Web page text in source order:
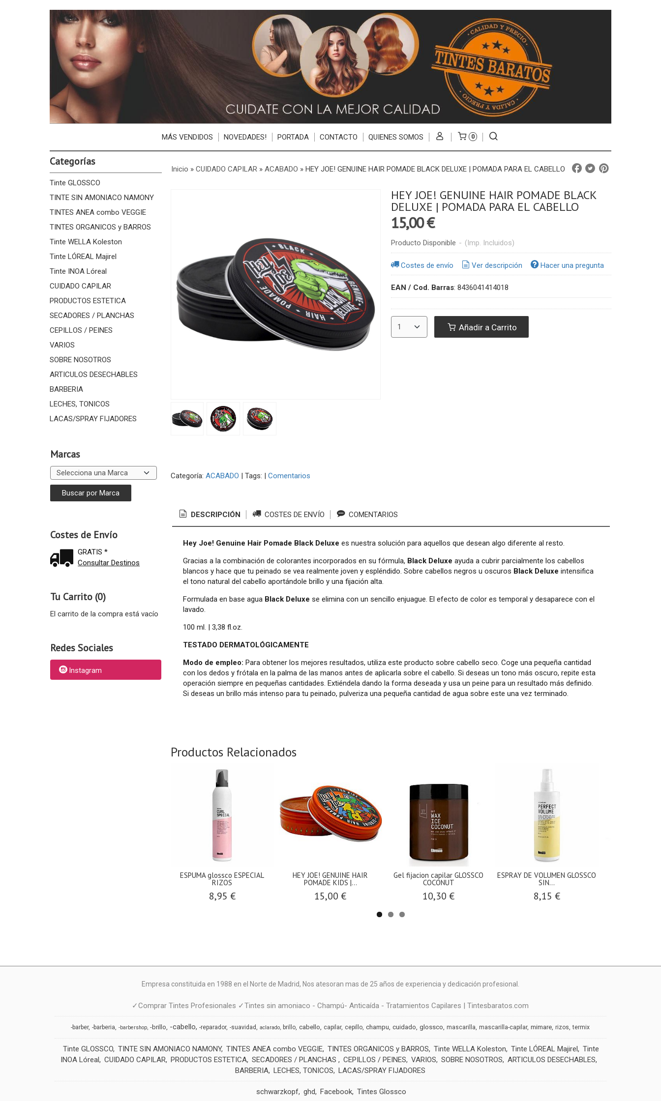
MÁS VENDIDOS NOVEDADES! PORTADA CONTACTO QUIENES SOMOS 0
Categorías
Tinte GLOSSCO
TINTE SIN AMONIACO NAMONY
TINTES ANEA combo VEGGIE
TINTES ORGANICOS y BARROS
Tinte WELLA Koleston
Tinte LÓREAL Majirel
Tinte INOA Lóreal
CUIDADO CAPILAR
PRODUCTOS ESTETICA
SECADORES / PLANCHAS
CEPILLOS / PEINES
VARIOS
SOBRE NOSOTROS
ARTICULOS DESECHABLES
BARBERIA
LECHES, TONICOS
LACAS/SPRAY FIJADORES
Marcas
Costes de Envío
GRATIS *
Consultar Destinos
Tu Carrito (0)
El carrito de la compra está vacío
Redes Sociales
Instagram
Inicio » CUIDADO CAPILAR» ACABADO » HEY JOE! GENUINE HAIR POMADE BLACK DELUXE | POMADA PARA EL CABELLO
HEY JOE! GENUINE HAIR POMADE BLACK
DELUXE | POMADA PARA EL CABELLO
15,00 €
Producto Disponible - (Imp. Incluidos)
Costes de envío Ver descripción Hacer una pregunta
EAN / Cod. Barras: 8436041414018
Añadir a Carrito
Categoría: ACABADO Tags: Comentarios
DESCRIPCIÓN COSTES DE ENVÍO COMENTARIOS
Hey Joe! Genuine Hair Pomade Black Deluxe es nuestra solución para aquellos que desean algo diferente al resto.
Gracias a la combinación de colorantes incorporados en su fórmula, Black Deluxe ayuda a cubrir parcialmente los cabellos
blancos y hace que tu peinado se vea realmente joven y espléndido. Sobre cabellos negros u oscuros Black Deluxe intensifica
el tono natural del cabello aportándole brillo y una fijación alta.
Formulada en base agua Black Deluxe se elimina con un sencillo enjuague. El efecto de color es temporal y desaparece con el
lavado.
100 ml. | 3,38 fl.oz.
TESTADO DERMATOLÓGICAMENTE
Modo de empleo: Para obtener los mejores resultados, utiliza este producto sobre cabello seco. Coge una pequeña cantidad
con los dedos y frótala en la palma de las manos antes de aplicarla sobre el cabello. Si deseas un tono más oscuro, repite esta
operación siempre en pequeñas cantidades. Extiéndela dando la forma deseada y usa un peine para un resultado más definido.
Si deseas un brillo más intenso para tu peinado, pulveriza una pequeña cantidad de agua sobre este una vez terminado.
Productos Relacionados
ESPUMA glossco ESPECIAL
RIZOS
8,95 €
HEY JOE! GENUINE HAIR
POMADE KIDS |...
15,00 €
Gel fijacion capilar GLOSSCO
COCONUT
10,30 €
ESPRAY DE VOLUMEN GLOSSCO
SIN...
8,15 €
Empresa constituida en 1988 en el Norte de Madrid, Nos atesoran mas de 25 años de experiencia y dedicación profesional.
✓Comprar Tintes Profesionales ✓Tintes sin amoniaco - Champú- Anticaída - Tratamientos Capilares | Tintesbaratos.com
-barber -barberia -barbershop -brillo -cabello -reparador -suavidad aclarado brillo cabello capilar cepillo champu cuidado glossco mascarilla mascarilla-capilar mimare rizos termix
Tinte GLOSSCO TINTE SIN AMONIACO NAMONY TINTES ANEA combo VEGGIE TINTES ORGANICOS y BARROS Tinte WELLA Koleston Tinte LÓREAL Majirel Tinte
INOA Lóreal
CUIDADO CAPILAR PRODUCTOS ESTETICA SECADORES / PLANCHAS CEPILLOS / PEINES VARIOS SOBRE NOSOTROS
ARTICULOS DESECHABLES
BARBERIA
LECHES, TONICOS LACAS/SPRAY FIJADORES
schwarzkopf ghd Facebook Tintes Glossco